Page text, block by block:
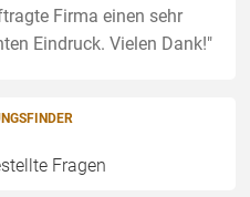
Firma einen sehr
Eindruck. Vielen Dank!"
Fragen